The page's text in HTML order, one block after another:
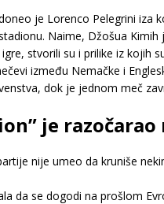
je Lorenco Pelegrini
Naime, Džošua Kimih
stvorili su i prilike iz kojih
između Nemačke i
dok je jednom meč
je
nije umeo da kruniše
da se dogodi na prošlom